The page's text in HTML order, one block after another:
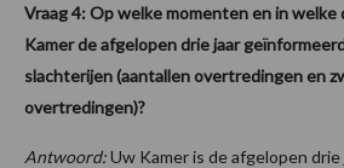
Vraag 4: Op welke momenten en in
Kamer de afgelopen drie jaar
slachterijen (aantallen overtredingen en
overtredingen)?
Antwoord:Uw Kamer is de afgelopen